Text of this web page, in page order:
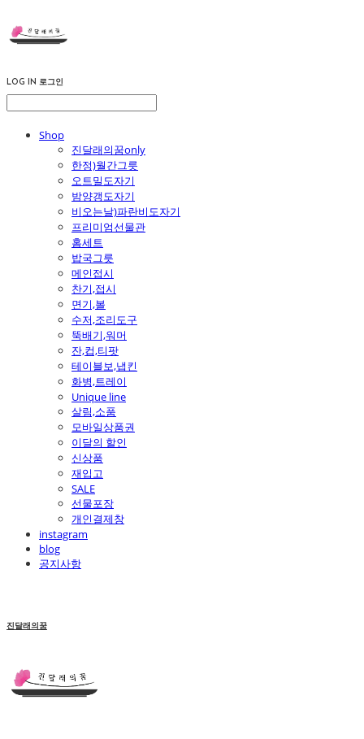
LOG IN 로그인
Shop
진달래의꿈only
한정)월간그릇
오트밀도자기
밤양갱도자기
비오는날)파란비도자기
프리미엄선물관
홈세트
밥국그릇
메인접시
찬기,접시
면기,볼
수저,조리도구
뚝배기,워머
잔,컵,티팟
테이블보,냅킨
화병,트레이
Unique line
살림,소품
모바일상품권
이달의 할인
신상품
재입고
SALE
선물포장
개인결제창
instagram
blog
공지사항
진달래의꿈